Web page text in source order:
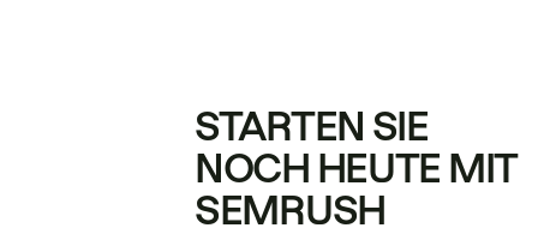
STARTEN SIE
NOCH HEUTE MIT
SEMRUSH